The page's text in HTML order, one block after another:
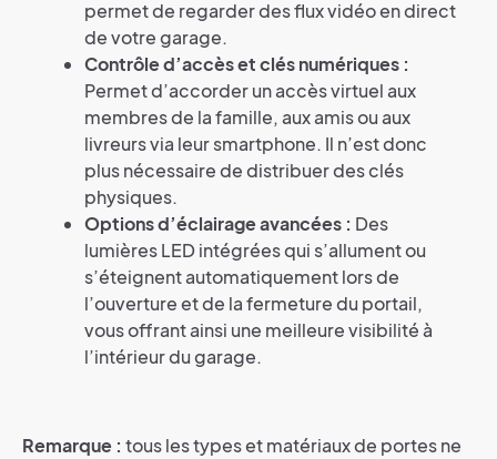
permet de regarder des flux vidéo en direct
de votre garage.
Contrôle d’accès et clés numériques :
Permet d’accorder un accès virtuel aux
membres de la famille, aux amis ou aux
livreurs via leur smartphone. Il n’est donc
plus nécessaire de distribuer des clés
physiques.
Options d’éclairage avancées : Des
lumières LED intégrées qui s’allument ou
s’éteignent automatiquement lors de
l’ouverture et de la fermeture du portail,
vous offrant ainsi une meilleure visibilité à
l’intérieur du garage.
Remarque : tous les types et matériaux de portes ne